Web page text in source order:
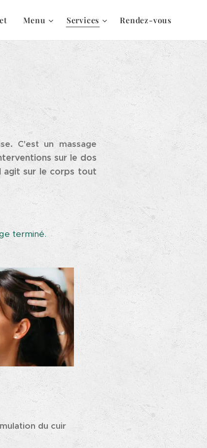
Menu Services Rendez-vous
C'est un massage
sur le dos
agit sur le corps tout
terminé.
du cuir